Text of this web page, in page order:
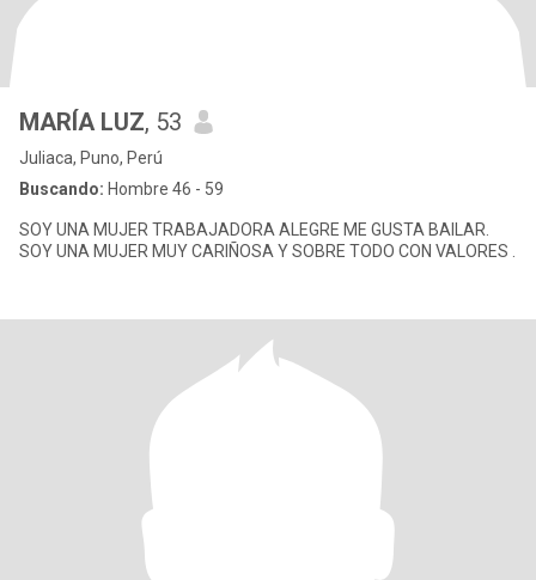
MARÍA LUZ, 53
Juliaca, Puno, Perú
Buscando: Hombre 46 - 59
SOY UNA MUJER TRABAJADORA ALEGRE ME GUSTA BAILAR.
SOY UNA MUJER MUY CARIÑOSA Y SOBRE TODO CON VALORES .